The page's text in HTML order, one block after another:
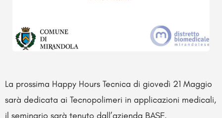
La prossima Happy Hours Tecnica di giovedì 21 Maggio
sarà dedicata ai Tecnopolimeri in applicazioni medicali,
il seminario sarà tenuto dall’azienda BASF.